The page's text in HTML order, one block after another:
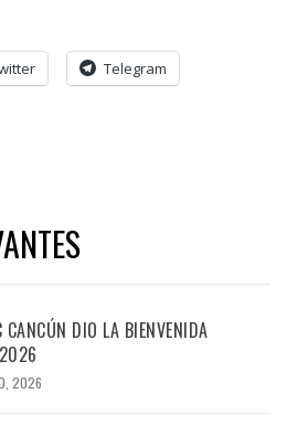
Telegram
DIO LA BIENVENIDA
2026